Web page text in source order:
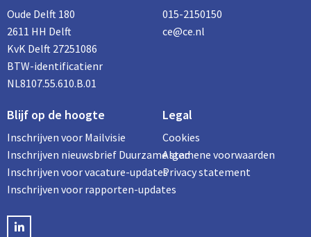
Oude Delft 180
2611 HH Delft
KvK Delft 27251086
BTW-identificatienr
NL8107.55.610.B.01
015-2150150
ce@ce.nl
Blijf op de hoogte
Inschrijven voor Mailvisie
Inschrijven nieuwsbrief Duurzame stad
Inschrijven voor vacature-updates
Inschrijven voor rapporten-updates
LinkedIN
Legal
Cookies
Algemene voorwaarden
Privacy statement